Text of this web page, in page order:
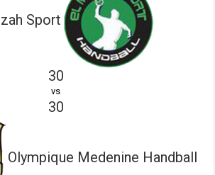
Sport
30
vs
30
Olympique Medenine Handball